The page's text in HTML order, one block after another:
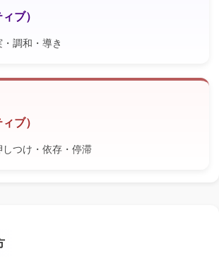
ブ）
調和・導き
ブ）
つけ・依存・停滞